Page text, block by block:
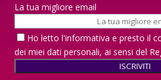
La tua migliore email
Ho lettol'informativa e presto il
dei miei dati personali, ai sensi del